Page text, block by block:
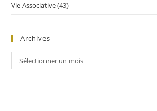
Vie Associative(43)
Archives
Sélectionner un mois